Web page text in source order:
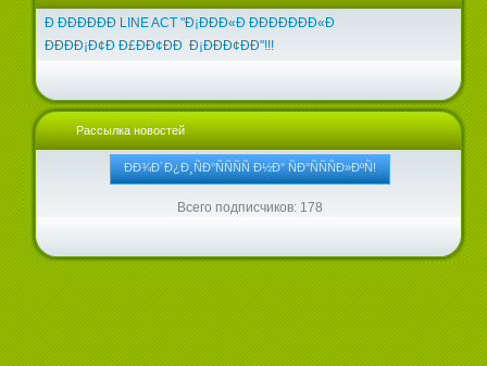
Ð ÐÐÐÐÐÐ LINE ACT "Ð¡ÐÐÐ«Ð ÐÐÐÐÐÐÐ«Ð
ÐÐÐÐ¡Ð¢Ð Ð£ÐÐ¢ÐÐ Ð¡ÐÐÐ¢ÐÐ"!!!
Рассылка новостей
Всего подписчиков: 178